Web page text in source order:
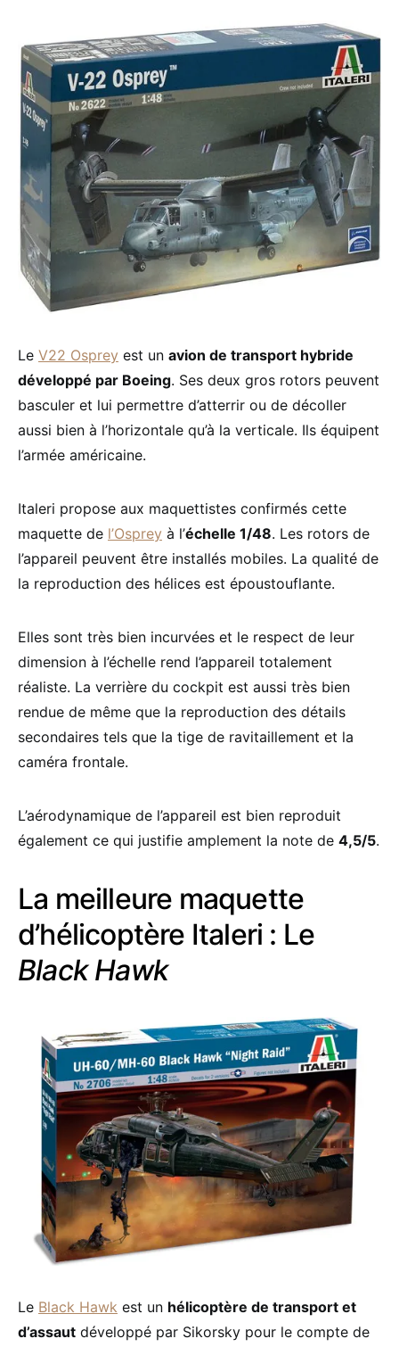
Le V22 Osprey est un avion de transport hybride
développé par Boeing. Ses deux gros rotors peuvent
basculer et lui permettre d’atterrir ou de décoller
aussi bien à l’horizontale qu’à la verticale. Ils équipent
l’armée américaine.
Italeri propose aux maquettistes confirmés cette
maquette de l’Osprey à l’échelle 1/48. Les rotors de
l’appareil peuvent être installés mobiles. La qualité de
la reproduction des hélices est époustouflante.
Elles sont très bien incurvées et le respect de leur
dimension à l’échelle rend l’appareil totalement
réaliste. La verrière du cockpit est aussi très bien
rendue de même que la reproduction des détails
secondaires tels que la tige de ravitaillement et la
caméra frontale.
L’aérodynamique de l’appareil est bien reproduit
également ce qui justifie amplement la note de 4,5/5.
La meilleure maquette
d’hélicoptère Italeri : Le
Black Hawk
Le Black Hawk est un hélicoptère de transport et
d’assaut développé par Sikorsky pour le compte de